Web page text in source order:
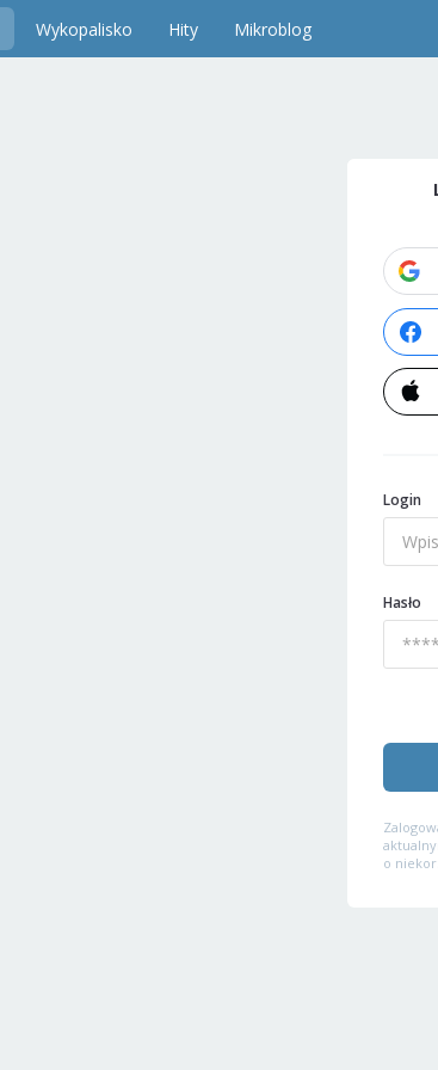
Wykopalisko Hity Mikroblog
Login
Hasło
o